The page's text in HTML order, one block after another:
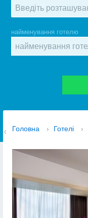
найменування готелю
Головна › Готелі ›